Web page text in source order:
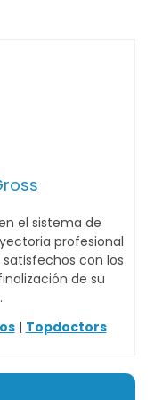
el sistema de
profesional
con los
de su
| Topdoctors